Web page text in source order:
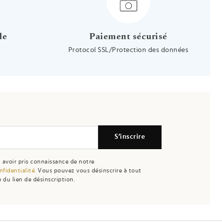
Paiement sécurisé
Protocol SSL/Protection des données
S’inscrire
avoir pris connaissance de notre
Vous pouvez vous désinscrire à tout
du lien de désinscription.